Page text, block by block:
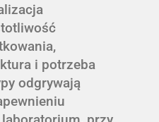
i potrzeba
odgrywają